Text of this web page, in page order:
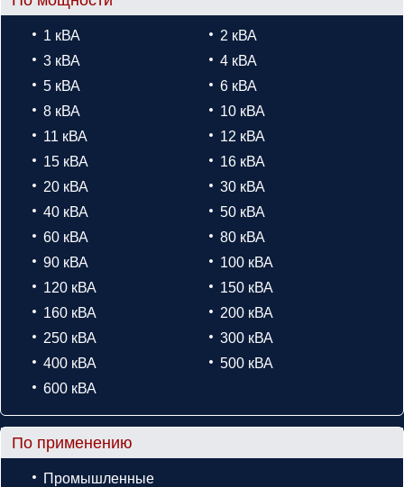
1 кВА
2 кВА
3 кВА
4 кВА
5 кВА
6 кВА
8 кВА
10 кВА
11 кВА
12 кВА
15 кВА
16 кВА
20 кВА
30 кВА
40 кВА
50 кВА
60 кВА
80 кВА
90 кВА
100 кВА
120 кВА
150 кВА
160 кВА
200 кВА
250 кВА
300 кВА
400 кВА
500 кВА
600 кВА
По применению
Промышленные